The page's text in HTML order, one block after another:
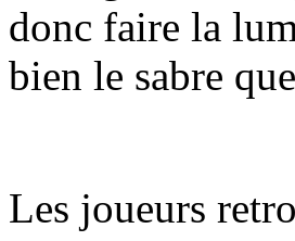
donc faire la
bien le sabre
Les joueurs